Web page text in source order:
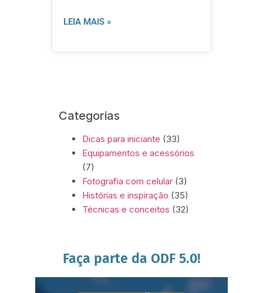
LEIA MAIS »
Categorias
Dicas para iniciante (33)
Equipamentos e acessórios
(7)
Fotografia com celular (3)
Histórias e inspiração (35)
Técnicas e conceitos (32)
Faça parte da ODF 5.0!